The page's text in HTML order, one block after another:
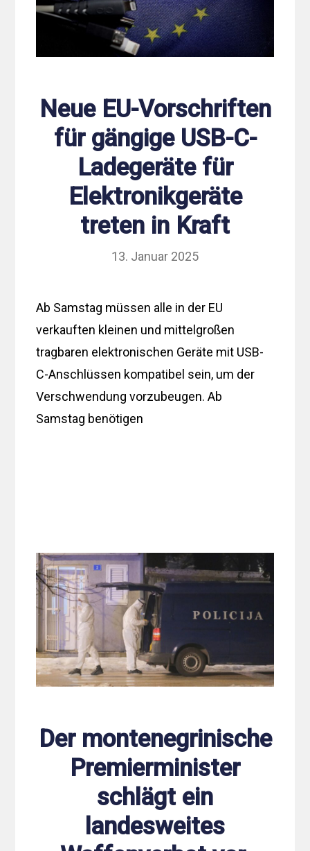
Neue EU-Vorschriften
für gängige USB-C-
Ladegeräte für
Elektronikgeräte
treten in Kraft
13. Januar 2025
Ab Samstag müssen alle in der EU
verkauften kleinen und mittelgroßen
tragbaren elektronischen Geräte mit USB-
C-Anschlüssen kompatibel sein, um der
Verschwendung vorzubeugen. Ab
Samstag benötigen
Der montenegrinische
Premierminister
schlägt ein
landesweites